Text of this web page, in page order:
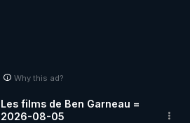
Why this ad?
Les films de Ben Garneau =
2026-08-05